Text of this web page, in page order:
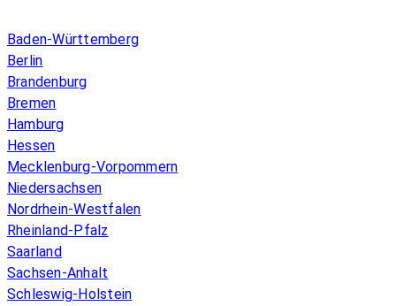
Baden-Württemberg
Berlin
Brandenburg
Bremen
Hamburg
Hessen
Mecklenburg-Vorpommern
Niedersachsen
Nordrhein-Westfalen
Rheinland-Pfalz
Saarland
Sachsen-Anhalt
Schleswig-Holstein